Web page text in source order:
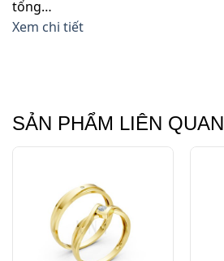
tổng…
Xem chi tiết
SẢN PHẨM LIÊN QUAN